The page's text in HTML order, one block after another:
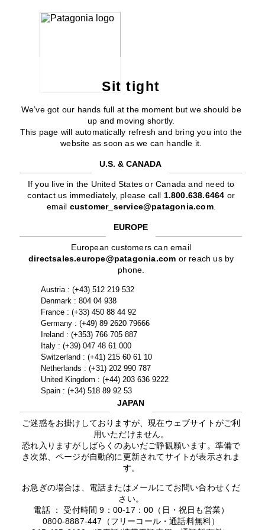
Sit tight
We’ve got our hands full at the moment but we should be
up and moving shortly.
This page will automatically refresh and bring you into the
website as soon as we can handle it.
U.S. & CANADA
If you live in the United States or Canada and need to
contact us immediately, please call 1.800.638.6464 or
email customer_service@patagonia.com.
EUROPE
European customers can email
directsales.europe@patagonia.com or reach us by
phone.
Austria : (+43) 512 219 532
Denmark : 804 04 938
France : (+33) 450 88 44 92
Germany : (+49) 89 2620 79666
Ireland : (+353) 766 705 887
Italy : (+39) 047 48 61 000
Switzerland : (+41) 215 60 61 10
Netherlands : (+31) 202 990 787
United Kingdom : (+44) 203 636 9222
Spain : (+34) 518 89 92 53
JAPAN
ご迷惑をお掛けしておりますが、現在ウェブサイトがご利
用いただけません。
恐れ入りますがしばらくのあいだご静観願います。準備で
き次第、ページが自動的に更新されてサイトが表示されま
す。
お急ぎの場合は、電話またはメールにてお問い合わせくだ
さい。
電話 ： 受付時間 9：00-17：00（日・祝日も営業）
0800-8887-447（フリーコール・通話料無料）